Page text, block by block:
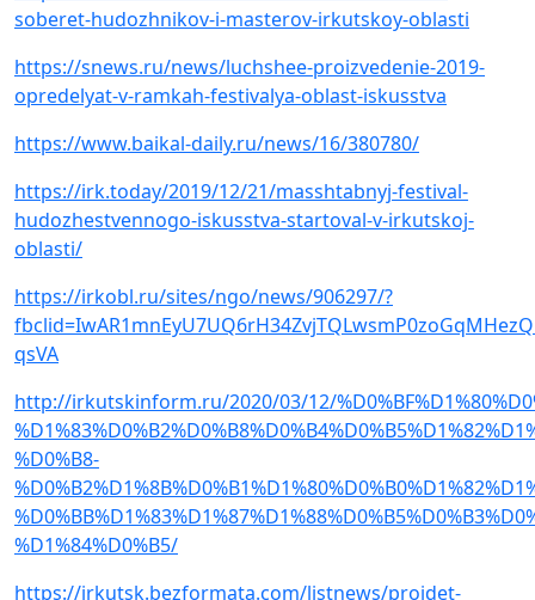
soberet-hudozhnikov-i-masterov-irkutskoy-oblasti
https://snews.ru/news/luchshee-proizvedenie-2019-
opredelyat-v-ramkah-festivalya-oblast-iskusstva
https://www.baikal-daily.ru/news/16/380780/
https://irk.today/2019/12/21/masshtabnyj-festival-
hudozhestvennogo-iskusstva-startoval-v-irkutskoj-
oblasti/
https://irkobl.ru/sites/ngo/news/906297/?
qsVA
http://irkutskinform.ru/2020/03/12/
%D0%B8-
%D1%84%D0%B5/
https://irkutsk.bezformata.com/listnews/projdet-